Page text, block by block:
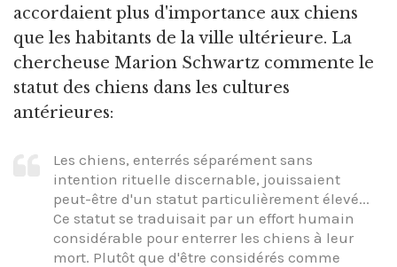
accordaient plus d'importance aux chiens
que les habitants de la ville ultérieure. La
chercheuse Marion Schwartz commente le
statut des chiens dans les cultures
antérieures:
Les chiens, enterrés séparément sans
intention rituelle discernable, jouissaient
peut-être d'un statut particulièrement élevé...
Ce statut se traduisait par un effort humain
considérable pour enterrer les chiens à leur
mort. Plutôt que d'être considérés comme